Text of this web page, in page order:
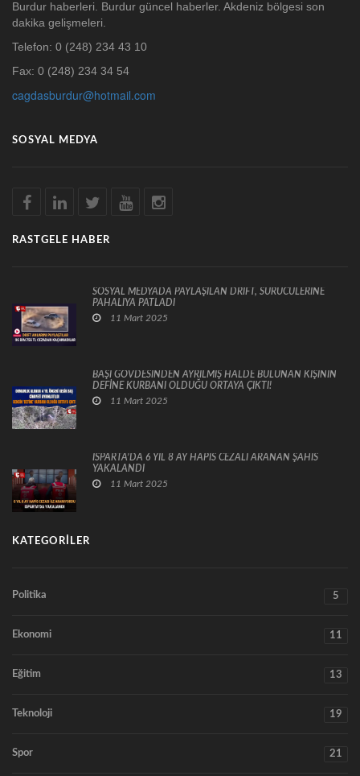
Burdur haberleri. Burdur güncel haberler. Akdeniz bölgesi son
dakika gelişmeleri.
Telefon: 0 (248) 234 43 10
Fax: 0 (248) 234 34 54
cagdasburdur@hotmail.com
SOSYAL MEDYA
RASTGELE HABER
SOSYAL MEDYADA PAYLAŞILAN DRİFT, SÜRÜCÜLERİNE
PAHALIYA PATLADI
11 Mart 2025
BAŞI GÖVDESİNDEN AYRILMIŞ HALDE BULUNAN KİŞİNİN
DEFİNE KURBANI OLDUĞU ORTAYA ÇIKTI!
11 Mart 2025
ISPARTA’DA 6 YIL 8 AY HAPİS CEZALI ARANAN ŞAHIS
YAKALANDI
11 Mart 2025
KATEGORILER
Politika 5
Ekonomi 11
Eğitim 13
Teknoloji 19
Spor 21